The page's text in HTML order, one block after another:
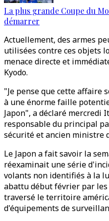
La plus grande Coupe du
démarrer
Actuellement, des armes
utilisées contre ces objets
menace directe et
Kyodo.
"Je pense que cette affaire
à une énorme faille
Japon", a déclaré mercredi
responsable du principal
sécurité et ancien ministre
Le Japon a fait savoir la
réexaminait une série
volants non identifiés à la
abattu début février par
traversé le territoire
d'équipements de